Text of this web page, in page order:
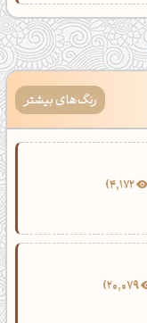
رنگ‌های بیشتر
4,172
20,079